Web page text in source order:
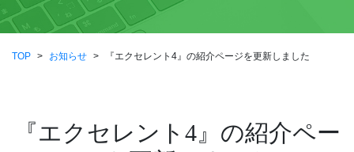
TOP > お知らせ > 『エクセレント4』の紹介ページを更新しました
『エクセレント4』の紹介ペー